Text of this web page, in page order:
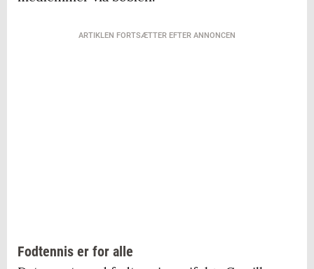
ARTIKLEN FORTSÆTTER EFTER ANNONCEN
Fodtennis er for alle